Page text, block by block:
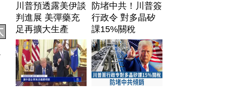
川普預透露美伊談
判進展 美彈藥充
足再擴大生產
防堵中共！川普簽
行政令 對多晶矽
課15%關稅